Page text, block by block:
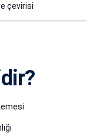
çevirisi